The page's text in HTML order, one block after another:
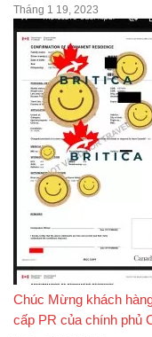
Tháng 1 19, 2023
Chúc Mừng khách
cấp PR của chính phủ